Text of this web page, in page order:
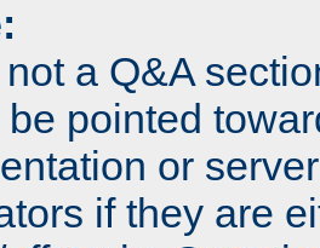
a Q&A
pointed
or
if they are